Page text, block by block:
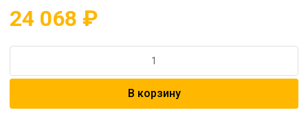
24 068 ₽
Радиатор,
В корзину